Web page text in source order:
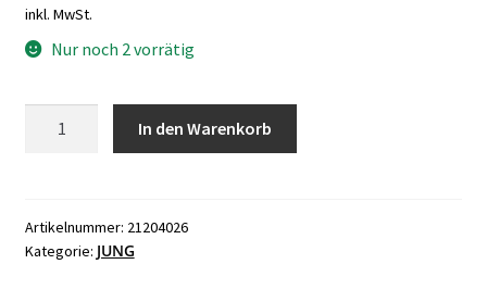
inkl. MwSt.
Nur noch 2 vorrätig
Gehäuse
cremeweiß
In den Warenkorb
Artikelnummer: 21204026
Kategorie: JUNG